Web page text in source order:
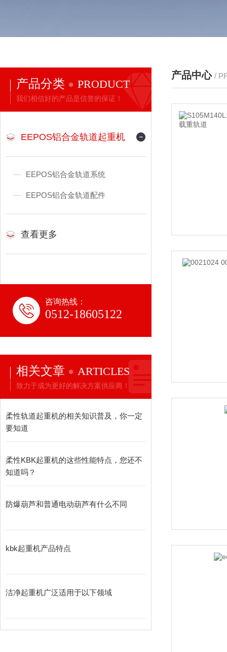
产品分类 PRODUCT
我们相信好的产品是信誉的保证！
EEPOS铝合金轨道起重机
EEPOS铝合金轨道系统
EEPOS铝合金轨道配件
查看更多
咨询热线：
0512-18605122
相关文章 ARTICLES
致力于成为更好的解决方案供应商！
柔性轨道起重机的相关知识普及，你一定
要知道
柔性KBK起重机的这些性能特点，您还不
知道吗？
防爆葫芦和普通电动葫芦有什么不同
kbk起重机产品特点
洁净起重机广泛适用于以下领域
产品中心 /